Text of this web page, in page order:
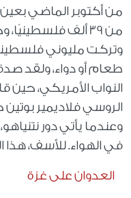
من أكتوبر الماضي
وتركت مليوني
طعام أو دواء، ولقد
النواب الأمريكي، حين
الروسي فلاديمير بوتين
وعندما يأتي دور
في الهواء. للأسف، هذا
العدوان على غزة